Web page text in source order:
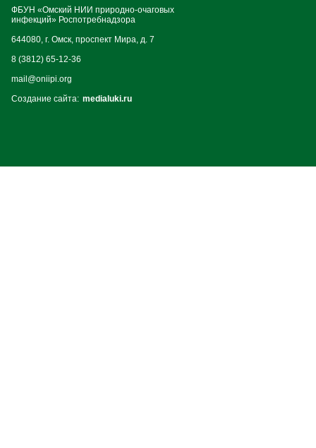
ФБУН «Омский НИИ природно-очаговых
инфекций» Роспотребнадзора
644080, г. Омск, проспект Мира, д. 7
8 (3812) 65-12-36
mail@oniipi.org
Создание сайта: medialuki.ru